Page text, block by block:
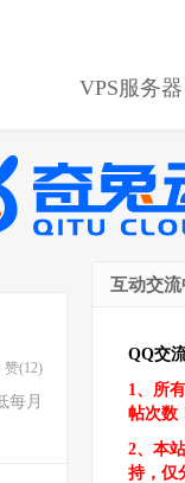
VPS服务器
赞(12)
每月
互动交流
QQ交
1、所
帖次数
2、本
持，仅